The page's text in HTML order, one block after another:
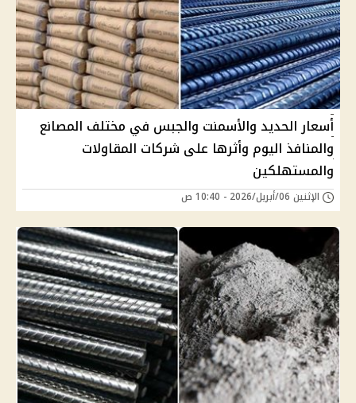
أسعار الحديد والأسمنت والجبس في مختلف المصانع
والمنافذ اليوم وأثرها على شركات المقاولات
والمستهلكين
الإثنين 06/أبريل/2026 - 10:40 ص